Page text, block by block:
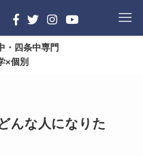
・四条中専門
×個別
んな人になりた